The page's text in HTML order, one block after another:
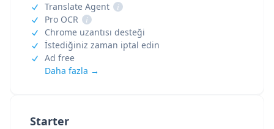
Starter
Translate Agent
i
Pro OCR
i
Chrome uzantısı desteği
İstediğiniz zaman iptal edin
Ad free
Daha fazla →